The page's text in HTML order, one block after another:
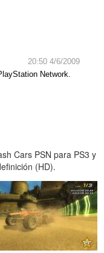
20:50 4/6/2009
Network.
Cars PSN para PS3 y
(HD).